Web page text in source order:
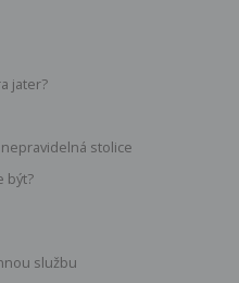
jater?
stolice
být?
službu